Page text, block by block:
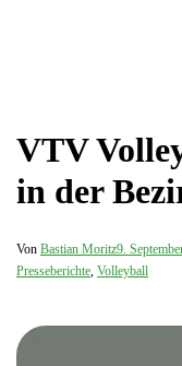
VTV
in der
Von Bastian Moritz9.
Presseberichte, Volleyball